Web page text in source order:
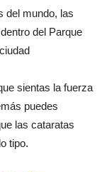
sientas la fuerza
puedes
las cataratas
tipo.